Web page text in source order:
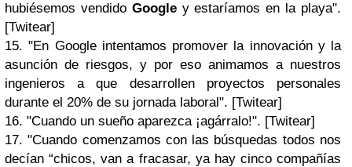
hubiésemos vendido Googley estaríamos en la playa".
[Twitear]
15. "En Google intentamos promover la innovación y la
asunción de riesgos, y por eso animamos a nuestros
ingenieros a que desarrollen proyectos personales
durante el 20% de su jornada laboral". [Twitear]
16. "Cuando un sueño aparezca ¡agárralo!". [Twitear]
17. "Cuando comenzamos con las búsquedas todos nos
decían “chicos, van a fracasar, ya hay cinco compañías